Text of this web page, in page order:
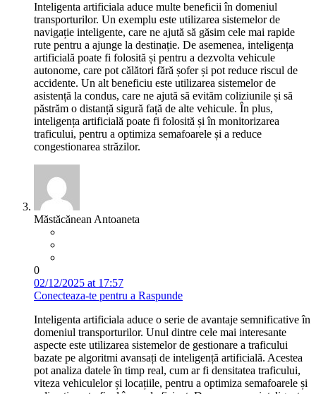
Inteligenta artificiala aduce multe beneficii în domeniul
transporturilor. Un exemplu este utilizarea sistemelor de
navigație inteligente, care ne ajută să găsim cele mai rapide
rute pentru a ajunge la destinație. De asemenea, inteligența
artificială poate fi folosită și pentru a dezvolta vehicule
autonome, care pot călători fără șofer și pot reduce riscul de
accidente. Un alt beneficiu este utilizarea sistemelor de
asistență la condus, care ne ajută să evităm coliziunile și să
păstrăm o distanță sigură față de alte vehicule. În plus,
inteligența artificială poate fi folosită și în monitorizarea
traficului, pentru a optimiza semafoarele și a reduce
congestionarea străzilor.
Măstăcănean Antoaneta
0
02/12/2025 at 17:57
Conecteaza-te pentru a Raspunde
Inteligenta artificiala aduce o serie de avantaje semnificative în
domeniul transporturilor. Unul dintre cele mai interesante
aspecte este utilizarea sistemelor de gestionare a traficului
bazate pe algoritmi avansați de inteligență artificială. Acestea
pot analiza datele în timp real, cum ar fi densitatea traficului,
viteza vehiculelor și locațiile, pentru a optimiza semafoarele și